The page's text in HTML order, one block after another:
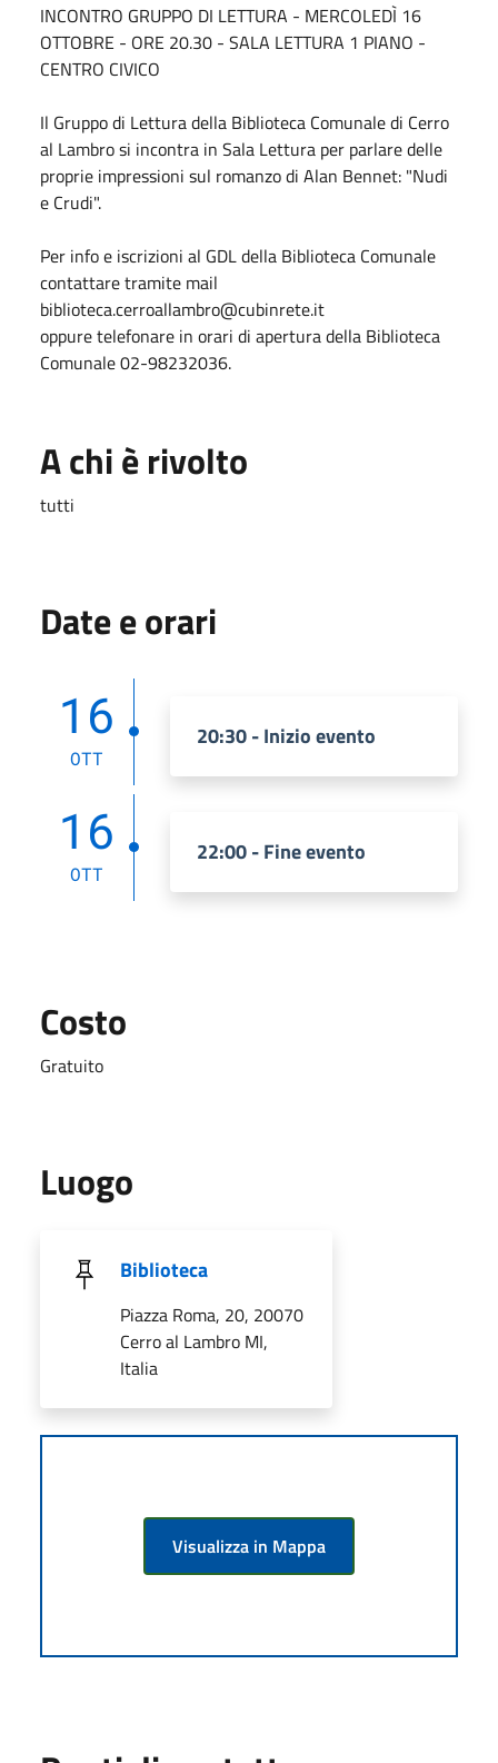
INCONTRO GRUPPO DI LETTURA - MERCOLEDÌ 16
OTTOBRE - ORE 20.30 - SALA LETTURA 1 PIANO -
CENTRO CIVICO
Il Gruppo di Lettura della Biblioteca Comunale di Cerro
al Lambro si incontra in Sala Lettura per parlare delle
proprie impressioni sul romanzo di Alan Bennet: "Nudi
e Crudi".
Per info e iscrizioni al GDL della Biblioteca Comunale
contattare tramite mail
biblioteca.cerroallambro@cubinrete.it
oppure telefonare in orari di apertura della Biblioteca
Comunale 02-98232036.
A chi è rivolto
tutti
Date e orari
16
OTT
20:30 - Inizio evento
16
OTT
22:00 - Fine evento
Costo
Gratuito
Luogo
Biblioteca
Piazza Roma, 20, 20070
Cerro al Lambro MI,
Italia
Visualizza in Mappa